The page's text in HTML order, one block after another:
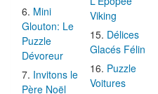
Mini
Glouton: Le
Puzzle
Dévoreur
Invitons le
Père Noël
Viking
Délices
Glacés Félin
Puzzle
Voitures